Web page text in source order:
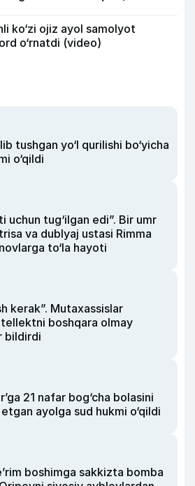
ko‘zi ojiz ayol samolyot
o‘rnatdi (video)
tushgan yo‘l qurilishi bo‘yicha
o‘qildi
uchun tug‘ilgan edi”. Bir umr
va dublyaj ustasi Rimma
to‘la hayoti
kerak”. Mutaxassislar
boshqara olmay
bildirdi
21 nafar bog‘cha bolasini
ayolga sud hukmi o‘qildi
boshimga sakkizta bomba